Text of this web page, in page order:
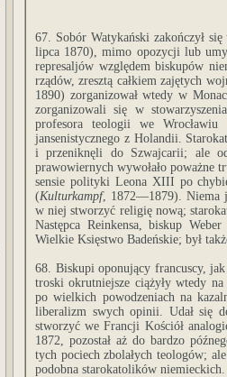
67. Sobór Watykański zakończył
lipca 1870), mimo opozycji lub
represaljów względem biskupów
rządów, zresztą całkiem zajętych
1890) zorganizował wtedy w
zorganizowali się w
profesora teologii we
jansenistycznego z Holandii.
i przeniknęli do Szwajcarii; ale
prawowiernych wywołało poważne
sensie polityki Leona XIII po
(Kulturkampf, 1872—1879). Niema
w niej stworzyć religię nową;
Następca Reinkensa, biskup
Wielkie Księstwo Badeńskie; był
68. Biskupi oponujący francuscy,
troski okrutniejsze ciążyły wtedy
po wielkich powodzeniach na
liberalizm swych opinii. Udał się
stworzyć we Francji Kościół
1872, pozostał aż do bardzo
tych pociech zbolałych teologów;
podobna starokatolików niemieckich.